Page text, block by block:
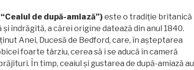
“Ceaiul de după-amiază”) este o tradiție britanică
îndrăgită, a cărei origine datează din anul 1840.
Anei, Ducesă de Bedford, care, în așteptarea
foarte târziu, cerea să i se aducă în cameră
În timp, ceaiul și gustarea de după-amiază au